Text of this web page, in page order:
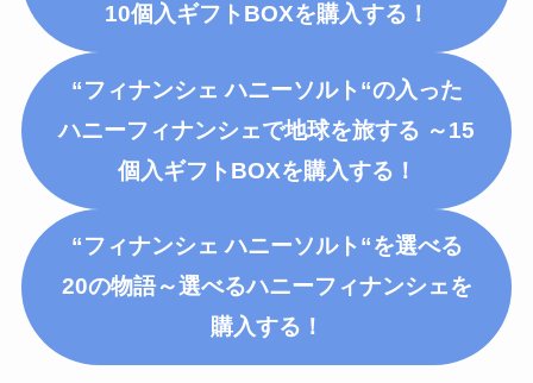
10個入ギフトBOXを購入する！
“フィナンシェ ハニーソルト“の入った
ハニーフィナンシェで地球を旅する ～15
個入ギフトBOXを購入する！
“フィナンシェ ハニーソルト“を選べる
20の物語～選べるハニーフィナンシェを
購入する！